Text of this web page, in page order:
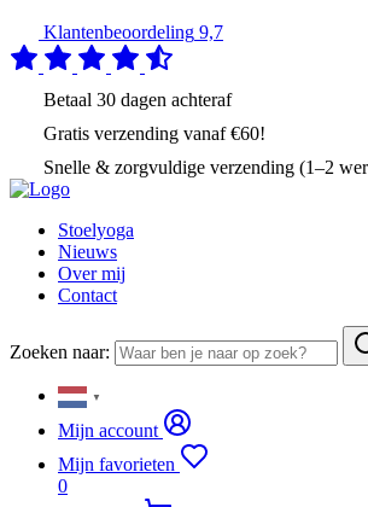
Klantenbeoordeling 9,7
Betaal 30 dagen achteraf
Gratis verzending vanaf €60!
Snelle & zorgvuldige verzending (1–2
Stoelyoga
Nieuws
Over mij
Contact
Zoeken naar:
▼
Mijn account
Mijn favorieten
0